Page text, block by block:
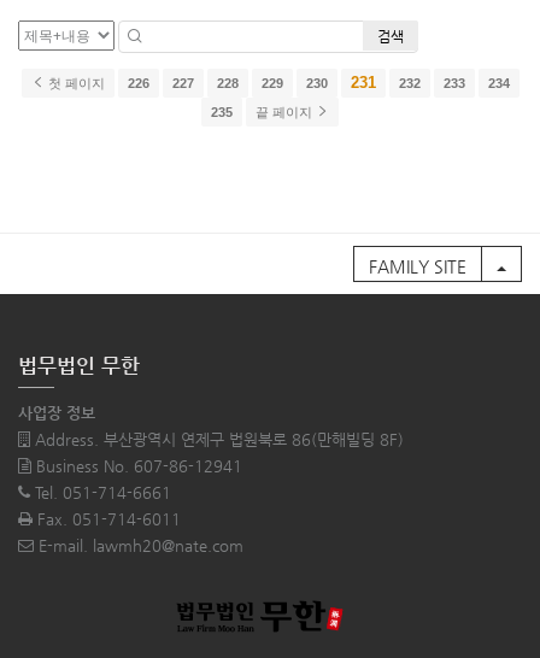
검색
첫 페이지 226 227 228 229 230 231 232 233
234
235
끝 페이지
FAMILY SITE
법무법인 무한
사업장 정보
Address. 부산광역시 연제구 법원북로 86(만해빌딩 8F)
Business No. 607-86-12941
Tel. 051-714-6661
Fax. 051-714-6011
E-mail. lawmh20@nate.com